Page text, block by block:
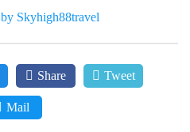
by Skyhigh88travel
Share Tweet
Mail